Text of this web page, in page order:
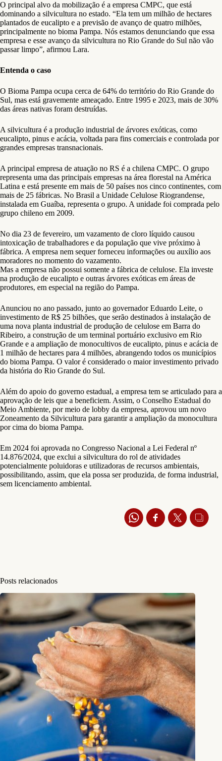
O principal alvo da mobilização é a empresa CMPC, que está
dominando a silvicultura no estado. “Ela tem um milhão de hectares
plantados de eucalipto e a previsão de avanço de quatro milhões,
principalmente no bioma Pampa. Nós estamos denunciando que essa
empresa e esse avanço da silvicultura no Rio Grande do Sul não vão
passar limpo”, afirmou Lara.
Entenda o caso
O Bioma Pampa ocupa cerca de 64% do território do Rio Grande do
Sul, mas está gravemente ameaçado. Entre 1995 e 2023, mais de 30%
das áreas nativas foram destruídas.
A silvicultura é a produção industrial de árvores exóticas, como
eucalipto, pinus e acácia, voltada para fins comerciais e controlada por
grandes empresas transnacionais.
A principal empresa de atuação no RS é a chilena CMPC. O grupo
representa uma das principais empresas na área florestal na América
Latina e está presente em mais de 50 países nos cinco continentes, com
mais de 25 fábricas. No Brasil a Unidade Celulose Riograndense,
instalada em Guaíba, representa o grupo. A unidade foi comprada pelo
grupo chileno em 2009.
No dia 23 de fevereiro, um vazamento de cloro líquido causou
intoxicação de trabalhadores e da população que vive próximo à
fábrica. A empresa nem sequer forneceu informações ou auxílio aos
moradores no momento do vazamento.
Mas a empresa não possui somente a fábrica de celulose. Ela investe
na produção de eucalipto e outras árvores exóticas em áreas de
produtores, em especial na região do Pampa.
Anunciou no ano passado, junto ao governador Eduardo Leite, o
investimento de R$ 25 bilhões, que serão destinados à instalação de
uma nova planta industrial de produção de celulose em Barra do
Ribeiro, a construção de um terminal portuário exclusivo em Rio
Grande e a ampliação de monocultivos de eucalipto, pinus e acácia de
1 milhão de hectares para 4 milhões, abrangendo todos os municípios
do bioma Pampa. O valor é considerado o maior investimento privado
da história do Rio Grande do Sul.
Além do apoio do governo estadual, a empresa tem se articulado para a
aprovação de leis que a beneficiem. Assim, o Conselho Estadual do
Meio Ambiente, por meio de lobby da empresa, aprovou um novo
Zoneamento da Silvicultura para garantir a ampliação da monocultura
por cima do bioma Pampa.
Em 2024 foi aprovada no Congresso Nacional a Lei Federal nº
14.876/2024, que exclui a silvicultura do rol de atividades
potencialmente poluidoras e utilizadoras de recursos ambientais,
possibilitando, assim, que ela possa ser produzida, de forma industrial,
sem licenciamento ambiental.
Posts relacionados